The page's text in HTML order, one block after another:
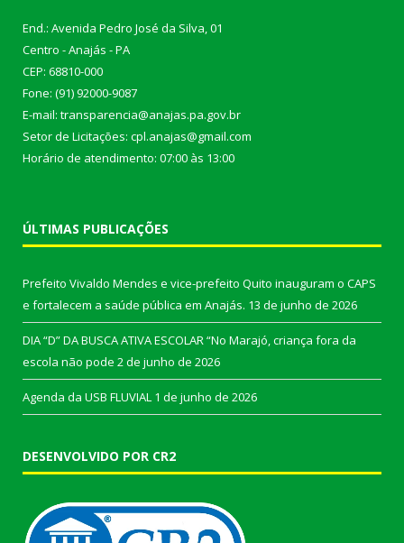
End.: Avenida Pedro José da Silva, 01
Centro - Anajás - PA
CEP: 68810-000
Fone: (91) 92000-9087
E-mail: transparencia@anajas.pa.gov.br
Setor de Licitações: cpl.anajas@gmail.com
Horário de atendimento: 07:00 às 13:00
ÚLTIMAS PUBLICAÇÕES
Prefeito Vivaldo Mendes e vice-prefeito Quito inauguram o CAPS
e fortalecem a saúde pública em Anajás. 13 de junho de 2026
DIA “D” DA BUSCA ATIVA ESCOLAR “No Marajó, criança fora da
escola não pode 2 de junho de 2026
Agenda da USB FLUVIAL 1 de junho de 2026
DESENVOLVIDO POR CR2